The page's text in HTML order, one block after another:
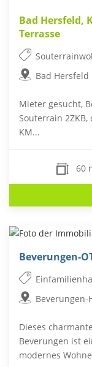
Bad Hersfeld,
Terrasse
Bad Hersfeld
Mieter gesucht,
Souterrain 2ZKB,
KM...
60
Beverungen-
Beverungen-
Dieses
Beverungen ist
modernes